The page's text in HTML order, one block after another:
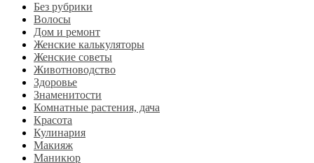
Без рубрики
Волосы
Дом и ремонт
Женские калькуляторы
Женские советы
Животноводство
Здоровье
Знаменитости
Комнатные растения, дача
Красота
Кулинария
Макияж
Маникюр